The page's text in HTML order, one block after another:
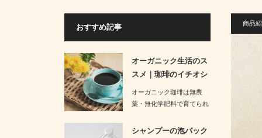
商品
おすすめ記事
オーガニック生活のス
スメ｜珈琲のイチオシ
商品3選の…
オーガニック珈琲は無農
薬・無化学肥料で育てられ
面だけでな…
シャンプーの泡パック